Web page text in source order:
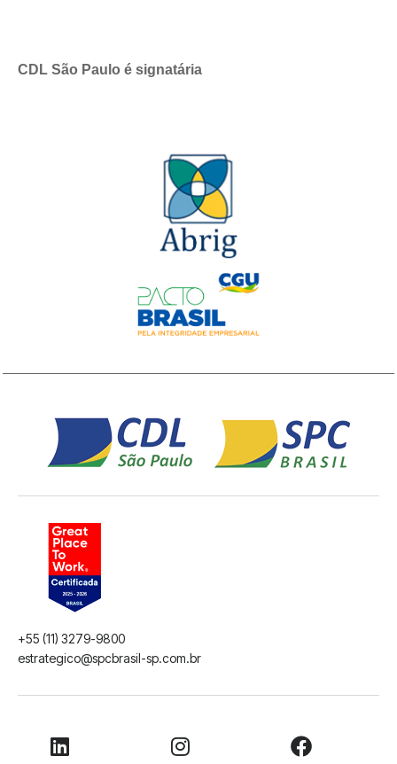
CDL São Paulo é signatária
+55 (11) 3279-9800
estrategico@spcbrasil-sp.com.br